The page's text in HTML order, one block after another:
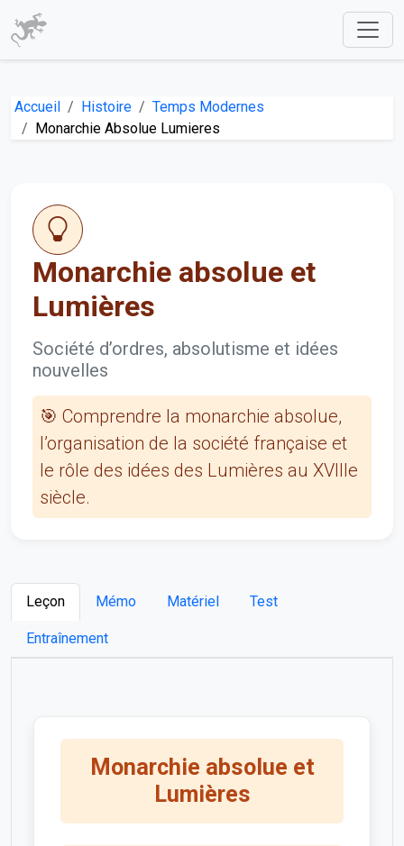
Accueil Histoire
Temps Modernes
Monarchie Absolue Lumieres
Monarchie absolue et
Lumières
Société d’ordres, absolutisme et idées
nouvelles
🎯 Comprendre la monarchie absolue,
l’organisation de la société française et
le rôle des idées des Lumières au XVIIIe
siècle.
Leçon Mémo Matériel Test
Entraînement
Monarchie absolue et
Lumières